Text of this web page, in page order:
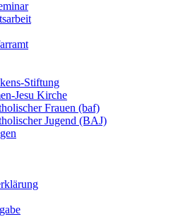
Stiftung
Jesu Kirche
Frauen (baf)
Jugend (BAJ)